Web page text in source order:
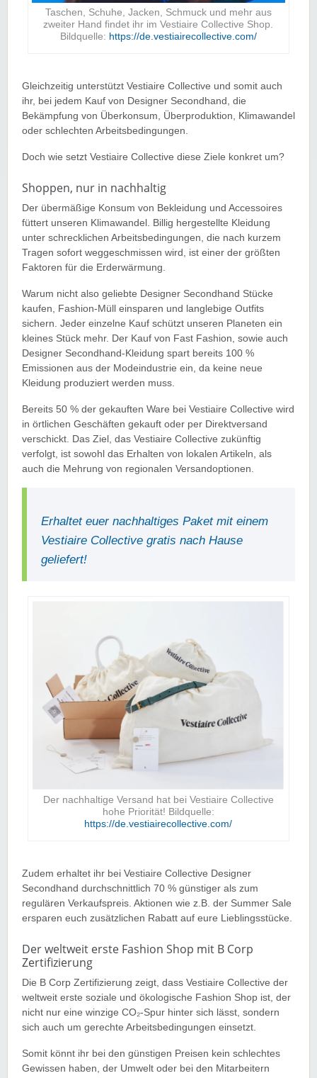
Taschen, Schuhe, Jacken, Schmuck und mehr aus
zweiter Hand findet ihr im Vestiaire Collective Shop.
Bildquelle: https://de.vestiairecollective.com/
Gleichzeitig unterstützt Vestiaire Collective und somit auch
ihr, bei jedem Kauf von Designer Secondhand, die
Bekämpfung von Überkonsum, Überproduktion, Klimawandel
oder schlechten Arbeitsbedingungen.
Doch wie setzt Vestiaire Collective diese Ziele konkret um?
Shoppen, nur in nachhaltig
Der übermäßige Konsum von Bekleidung und Accessoires
füttert unseren Klimawandel. Billig hergestellte Kleidung
unter schrecklichen Arbeitsbedingungen, die nach kurzem
Tragen sofort weggeschmissen wird, ist einer der größten
Faktoren für die Erderwärmung.
Warum nicht also geliebte Designer Secondhand Stücke
kaufen, Fashion-Müll einsparen und langlebige Outfits
sichern. Jeder einzelne Kauf schützt unseren Planeten ein
kleines Stück mehr. Der Kauf von Fast Fashion, sowie auch
Designer Secondhand-Kleidung spart bereits 100 %
Emissionen aus der Modeindustrie ein, da keine neue
Kleidung produziert werden muss.
Bereits 50 % der gekauften Ware bei Vestiaire Collective wird
in örtlichen Geschäften gekauft oder per Direktversand
verschickt. Das Ziel, das Vestiaire Collective zukünftig
verfolgt, ist sowohl das Erhalten von lokalen Artikeln, als
auch die Mehrung von regionalen Versandoptionen.
Erhaltet euer nachhaltiges Paket mit einem
Vestiaire Collective gratis nach Hause
geliefert!
Der nachhaltige Versand hat bei Vestiaire Collective
hohe Priorität! Bildquelle:
https://de.vestiairecollective.com/
Zudem erhaltet ihr bei Vestiaire Collective Designer
Secondhand durchschnittlich 70 % günstiger als zum
regulären Verkaufspreis. Aktionen wie z.B. der Summer Sale
ersparen euch zusätzlichen Rabatt auf eure Lieblingsstücke.
Der weltweit erste Fashion Shop mit B Corp
Zertifizierung
Die B Corp Zertifizierung zeigt, dass Vestiaire Collective der
weltweit erste soziale und ökologische Fashion Shop ist, der
nicht nur eine winzige CO₂-Spur hinter sich lässt, sondern
sich auch um gerechte Arbeitsbedingungen einsetzt.
Somit könnt ihr bei den günstigen Preisen kein schlechtes
Gewissen haben, der Umwelt oder bei den Mitarbeitern